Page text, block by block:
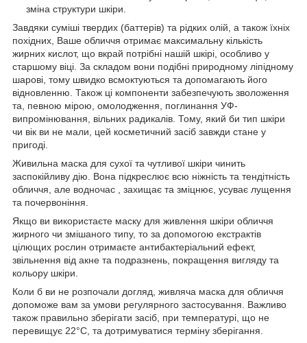
зміна структури шкіри.
Завдяки суміші твердих (баттерів) та рідких олій, а також їхніх
похідних, Ваше обличчя отримає максимальну кількість
жирних кислот, що вкрай потрібні нашій шкірі, особливо у
старшому віці. За складом вони подібні природному ліпідному
шарові, тому швидко всмоктуються та допомагають його
відновленню. Також ці компоненти забезпечують зволоження
та, певною мірою, омолодження, поглинання УФ-
випромінювання, вільних радикалів. Тому, який би тип шкіри
чи вік ви не мали, цей косметичний засіб завжди стане у
пригоді.
Живильна маска для сухої та чутливої шкіри чинить
заспокійливу дію. Вона підкреслює всю ніжність та тендітність
обличчя, але водночас , захищає та зміцнює, усуває лущення
та почервоніння.
Якщо ви використаєте маску для живлення шкіри обличчя
жирного чи змішаного типу, то за допомогою екстрактів
цілющих рослин отримаєте антибактеріальний ефект,
звільнення від акне та подразнень, покращення вигляду та
кольору шкіри.
Коли б ви не розпочали догляд, живляча маска для обличчя
допоможе вам за умови регулярного застосування. Важливо
також правильно зберігати засіб, при температурі, що не
перевищує 22°С, та дотримуватися терміну зберігання.